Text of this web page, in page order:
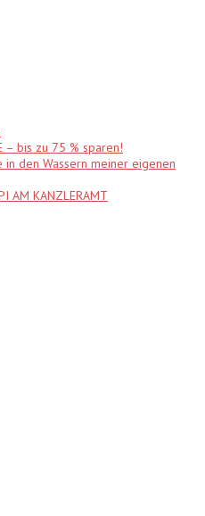
– bis zu 75 % sparen!
in den Wassern meiner eigenen
AM KANZLERAMT